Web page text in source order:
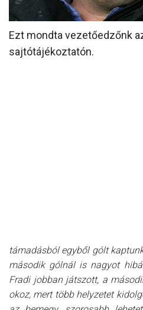
Ezt mondta vezetőedzőnk
sajtótájékoztatón.
támadásból egyből gólt
második gólnál is nagyot
Fradi jobban játszott, a
okoz, mert több helyzetet